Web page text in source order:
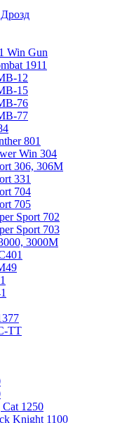
Win Gun
1911
12
15
76
77
801
Win 304
306, 306M
331
704
705
Sport 702
Sport 703
3000М
TT
1250
Knight 1100